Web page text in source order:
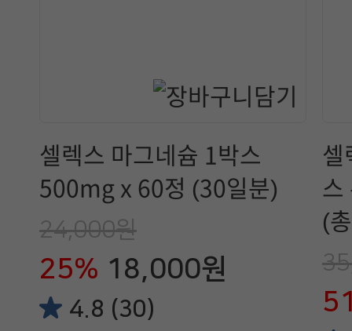
셀렉스 마그네슘 1박스
500mg x 60정 (30일분)
24,000원
25% 18,000원
4.8 (30)
셀
스
(